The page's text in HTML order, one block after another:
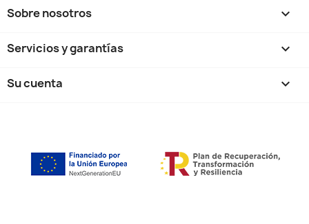
Sobre nosotros 
Servicios y garantías 
Su cuenta 